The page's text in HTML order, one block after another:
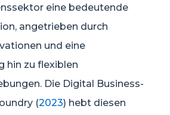
eine bedeutende
angetrieben durch
und eine
hin zu flexiblen
Die Digital Business-
(2023) hebt diesen